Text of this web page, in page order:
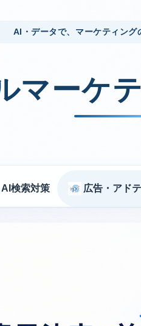
AI・データで、マーケティング
マーケ
検索対策 広告・アド